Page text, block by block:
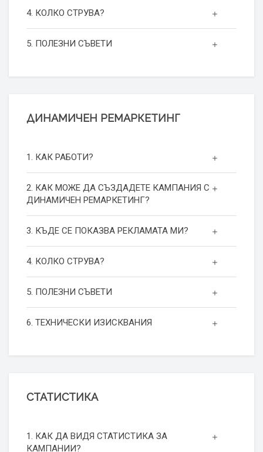
4. КОЛКО СТРУВА?
5. ПОЛЕЗНИ СЪВЕТИ
ДИНАМИЧЕН РЕМАРКЕТИНГ
1. КАК РАБОТИ?
2. КАК МОЖЕ ДА СЪЗДАДЕТЕ КАМПАНИЯ С
ДИНАМИЧЕН РЕМАРКЕТИНГ?
3. КЪДЕ СЕ ПОКАЗВА РЕКЛАМАТА МИ?
4. КОЛКО СТРУВА?
5. ПОЛЕЗНИ СЪВЕТИ
6. ТЕХНИЧЕСКИ ИЗИСКВАНИЯ
СТАТИСТИКА
1. КАК ДА ВИДЯ СТАТИСТИКА ЗА
КАМПАНИИ?